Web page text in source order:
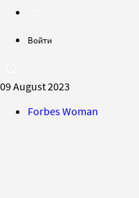
Войти
09 August 2023
Forbes Woman